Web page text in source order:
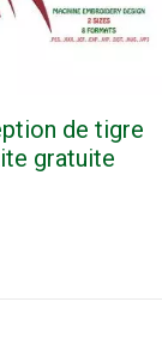
de tigre
gratuite